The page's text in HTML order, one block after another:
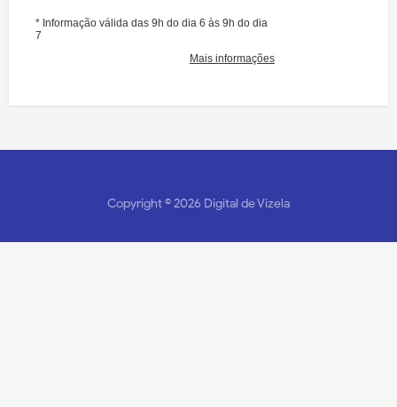
Copyright ©2026 Digital de Vizela